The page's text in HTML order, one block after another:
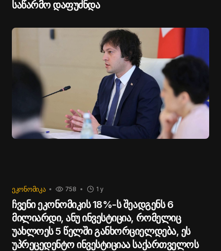
საწარმო დაფუძნდა
ᲔᲙᲝᲜᲝᲛᲘᲙᲐ 1 y
758
ჩვენი ეკონომიკის 18%-ს შეადგენს 6
მილიარდი, ანუ ინვესტიცია, რომელიც
უახლოეს 5 წელში განხორციელდება, ეს
უპრეცედენტო ინვესტიციაა საქართველოს